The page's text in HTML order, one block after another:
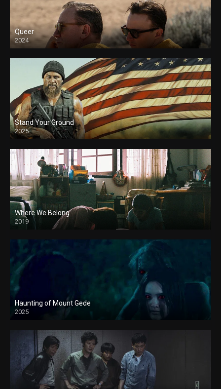
Queer
2024
Stand Your Ground
2025
Where We Belong
2019
Haunting of Mount Gede
2025